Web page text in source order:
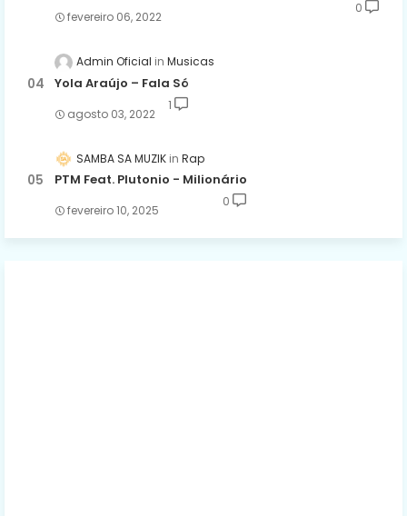
fevereiro 06, 2022
0
Admin Oficial Musicas
Yola Araújo – Fala Só
agosto 03, 2022
1
SAMBA SA MUZIK Rap
PTM Feat. Plutonio - Milionário
fevereiro 10, 2025
0